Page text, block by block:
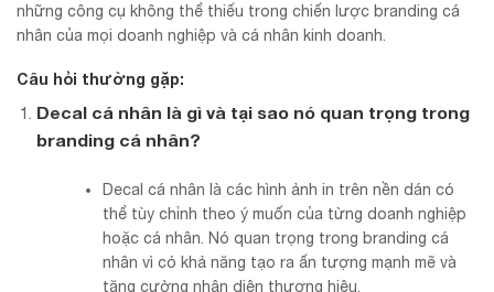
những công cụ không thể thiếu trong chiến lược branding cá
nhân của mọi doanh nghiệp và cá nhân kinh doanh.
Câu hỏi thường gặp:
Decal cá nhân là gì và tại sao nó quan trọng trong
branding cá nhân?
Decal cá nhân là các hình ảnh in trên nền dán có
thể tùy chỉnh theo ý muốn của từng doanh nghiệp
hoặc cá nhân. Nó quan trọng trong branding cá
nhân vì có khả năng tạo ra ấn tượng mạnh mẽ và
tăng cường nhận diện thương hiệu.